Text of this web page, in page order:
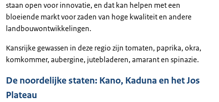
staan open voor innovatie, en dat kan helpen met een
bloeiende markt voor zaden van hoge kwaliteit en andere
landbouwontwikkelingen.
Kansrijke gewassen in deze regio zijn tomaten, paprika, okra,
komkommer, aubergine, jutebladeren, amarant en spinazie.
De noordelijke staten: Kano, Kaduna en het Jos
Plateau